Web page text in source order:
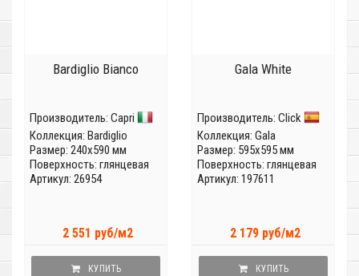
Bardiglio Bianco
Производитель: Capri
Коллекция: Bardiglio
Размер: 240x590 мм
Поверхность: глянцевая
Артикул: 26954
2 551 руб/м2
КУПИТЬ
Gala White
Производитель: Click
Коллекция: Gala
Размер: 595x595 мм
Поверхность: глянцевая
Артикул: 197611
2 179 руб/м2
КУПИТЬ